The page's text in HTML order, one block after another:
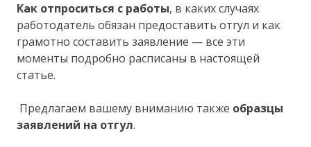
Как отпроситься с работы, в каких случаях
работодатель обязан предоставить отгул и как
грамотно составить заявление — все эти
моменты подробно расписаны в настоящей
статье.
Предлагаем вашему вниманию также образцы
заявлений на отгул.